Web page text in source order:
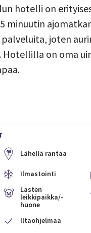
hotelli on
minuutin
joten
on oma
Lähellä rantaa
Ilmastointi
Lasten
leikkipaikka/-
huone
Iltaohjelmaa